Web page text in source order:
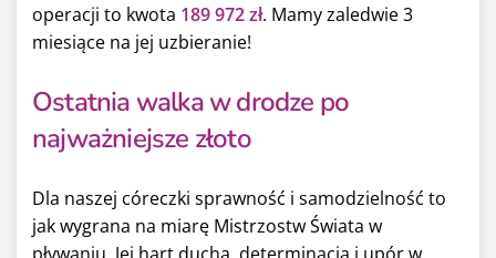
operacji to kwota 189972 zł. Mamy zaledwie 3
miesiące na jej uzbieranie!
Ostatnia walka w drodze po
najważniejsze złoto
Dla naszej córeczki sprawność i samodzielność to
jak wygrana na miarę Mistrzostw Świata w